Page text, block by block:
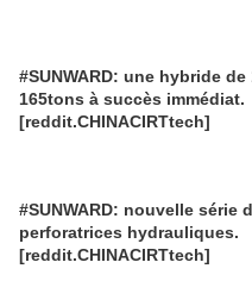
#SUNWARD: une hybride de
165tons à succès immédiat.
[reddit.CHINACIRTtech]
#SUNWARD: nouvelle série
perforatrices hydrauliques.
[reddit.CHINACIRTtech]